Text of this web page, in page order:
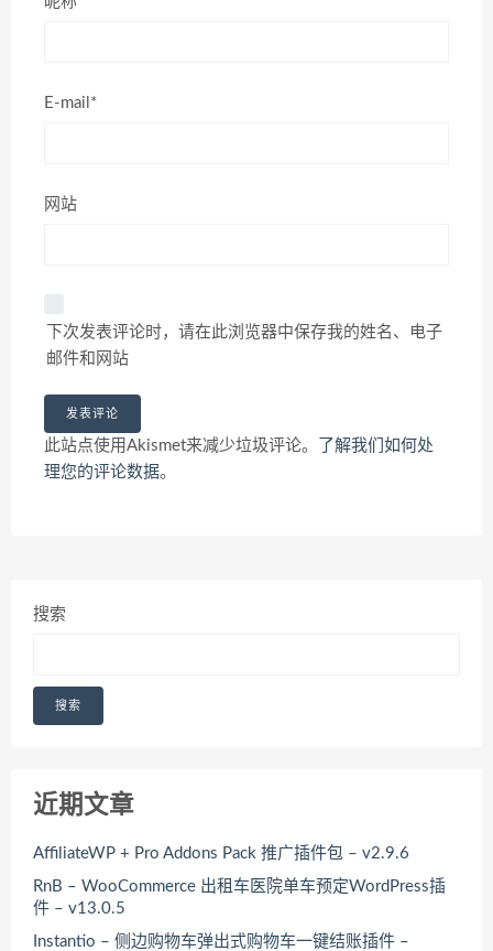
E-mail*
网站
下次发表评论时，请在此浏览器中保存我的姓名、电子
邮件和网站
此站点使用Akismet来减少垃圾评论。
了解我们如何处
理您的评论数据。
搜索
搜索
近期文章
AffiliateWP + Pro Addons Pack 推广插件包 – v2.9.6
RnB – WooCommerce 出租车医院单车预定WordPress插
件 – v13.0.5
Instantio – 侧边购物车弹出式购物车一键结账插件 –